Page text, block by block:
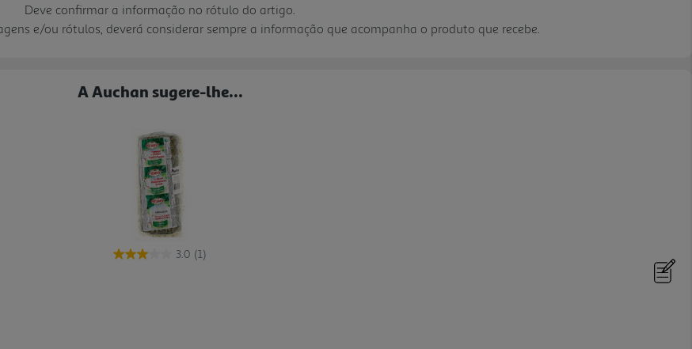
Deve confirmar a informação no rótulo do artigo.
e/ou rótulos, deverá considerar sempre a informação que acompanha o produto que recebe.
A Auchan sugere-lhe...
3.0 (1)